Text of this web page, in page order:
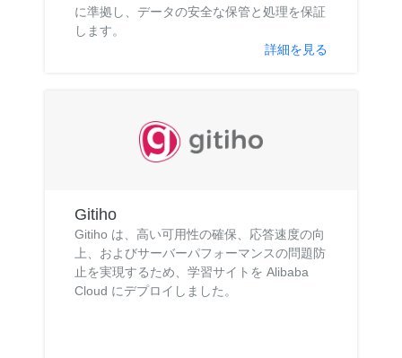
に準拠し、データの安全な保管と処理を保証
します。
詳細を見る
Gitiho
Gitiho は、高い可用性の確保、応答速度の向
上、およびサーバーパフォーマンスの問題防
止を実現するため、学習サイトを Alibaba
Cloud にデプロイしました。